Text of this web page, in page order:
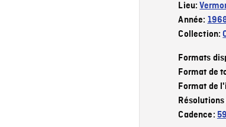
Lieu:
Année:
Collection:
Formats
Format de
Format de
Cadence: